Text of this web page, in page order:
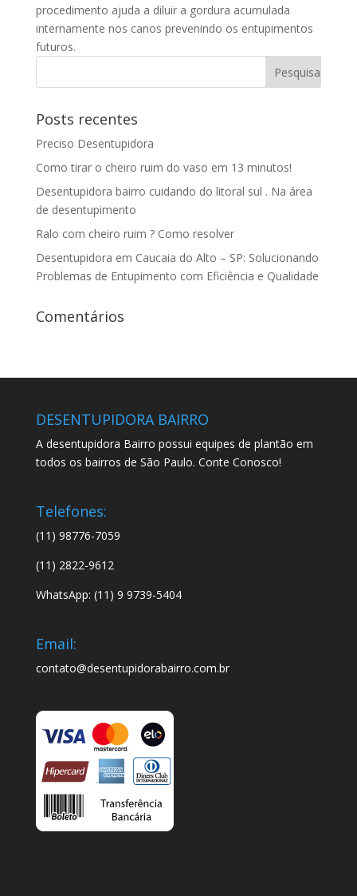
procedimento ajuda a diluir a gordura acumulada
internamente nos canos prevenindo os entupimentos
futuros.
Posts recentes
Preciso Desentupidora
Como tirar o cheiro ruim do vaso em 13 minutos!
Desentupidora bairro cuidando do litoral sul . Na área
de desentupimento
Ralo com cheiro ruim ? Como resolver
Desentupidora em Caucaia do Alto – SP: Solucionando
Problemas de Entupimento com Eficiência e Qualidade
Comentários
DESENTUPIDORA BAIRRO
A desentupidora Bairro possui equipes de plantão em
todos os bairros de São Paulo. Conte Conosco!
Telefones:
(11) 98776-7059
(11) 2822-9612
WhatsApp: (11) 9 9739-5404
Email:
contato@desentupidorabairro.com.br